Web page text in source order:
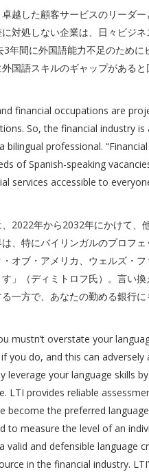
越した顧客サービスのリーダー
対処しない企業は、日々ビジネ
年間に外国語能力不足のために
国語スキルのギャップがある
financial occupations are
So, the financial industry is
professional.
of Spanish-speaking
services accessible to
2022年から2032年にかけて、
、特にバイリンガルのプロフ
オブ・アメリカ、ウェルズ・
」（ディミトロフ氏）。言い
一方で、あなたの勤める銀行
mustn’t overstate your
do, and this can adversely
your language skills
LTI provides reliable
become the preferred
measure the level of an
and defensible language
in the financial industry.